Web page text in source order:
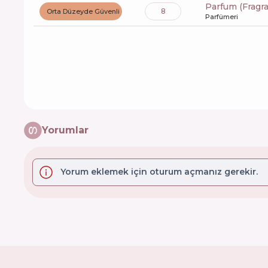
Orta Düzeyde Güvenli 8 Parfum
Parfümeri
Yorumlar
Yorum eklemek için oturum açmanız gerekir.